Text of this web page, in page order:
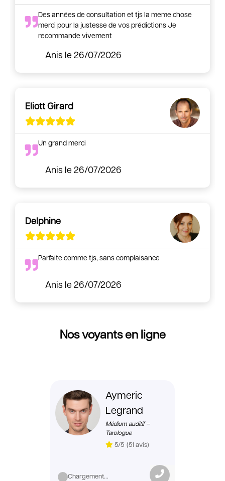
Des années de consultation et tjs la meme chose
merci pour la justesse de vos prédictions Je
recommande vivement
Anis le 26/07/2026
Eliott Girard
Un grand merci
Anis le 26/07/2026
Delphine
Parfaite comme tjs, sans complaisance
Anis le 26/07/2026
Nos voyants en ligne
Aymeric
Legrand
Médium auditif –
Tarologue
5/5 (51 avis)
Chargement...